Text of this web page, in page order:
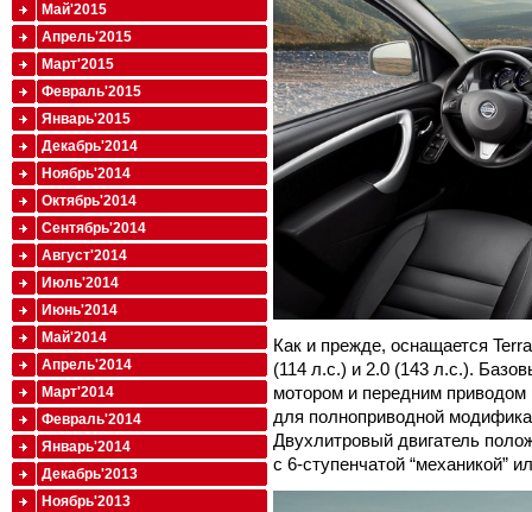
Как и прежде, оснащается
(114 л.с.) и 2.0 (143 л.с.).
мотором и передним приводом
для полноприводной
Двухлитровый двигатель
с 6-ступенчатой “механикой”
Май'2015
Апрель'2015
Март'2015
Февраль'2015
Январь'2015
Декабрь'2014
Ноябрь'2014
Октябрь'2014
Сентябрь'2014
Август'2014
Июль'2014
Июнь'2014
Май'2014
Апрель'2014
Март'2014
Февраль'2014
Январь'2014
Декабрь'2013
Ноябрь'2013